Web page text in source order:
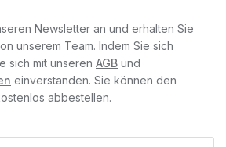
Newsletter an und erhalten Sie
unserem Team. Indem Sie sich
sich mit unseren AGB und
einverstanden. Sie können den
abbestellen.